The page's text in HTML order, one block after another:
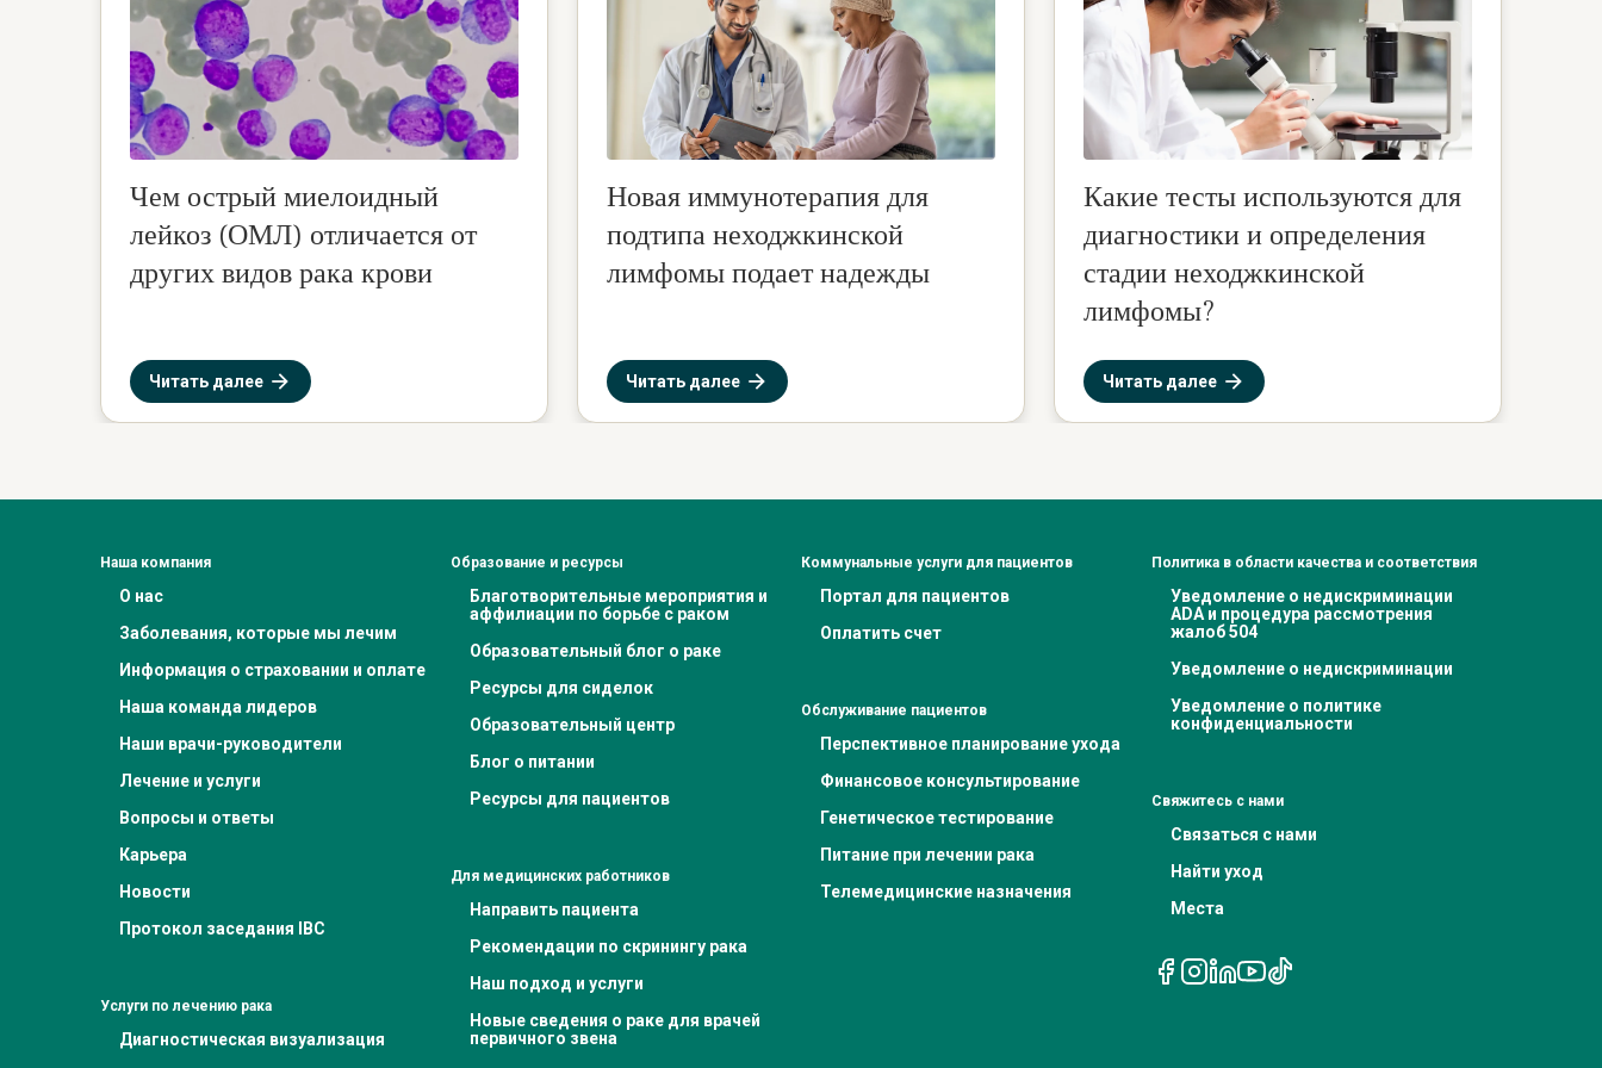
Чем острый миелоидный
лейкоз (ОМЛ) отличается от
других видов рака крови
Читать далее
Новая иммунотерапия для
подтипа неходжкинской
лимфомы подает надежды
Читать далее
Какие тесты используются для
диагностики и определения
стадии неходжкинской
лимфомы?
Читать далее
Наша компания
О нас
Заболевания, которые мы лечим
Информация о страховании и оплате
Наша команда лидеров
Наши врачи-руководители
Лечение и услуги
Вопросы и ответы
Карьера
Новости
Протокол заседания IBC
Услуги по лечению рака
Диагностическая визуализация
Образование и ресурсы
Благотворительные мероприятия и
аффилиации по борьбе с раком
Образовательный блог о раке
Ресурсы для сиделок
Образовательный центр
Блог о питании
Ресурсы для пациентов
Для медицинских работников
Направить пациента
Рекомендации по скринингу рака
Наш подход и услуги
Новые сведения о раке для врачей
первичного звена
Коммунальные услуги для пациентов
Портал для пациентов
Оплатить счет
Обслуживание пациентов
Перспективное планирование ухода
Финансовое консультирование
Генетическое тестирование
Питание при лечении рака
Телемедицинские назначения
Политика в области качества и соответствия
Уведомление о недискриминации
ADA и процедура рассмотрения
жалоб 504
Уведомление о недискриминации
Уведомление о политике
конфиденциальности
Свяжитесь с нами
Связаться с нами
Найти уход
Места